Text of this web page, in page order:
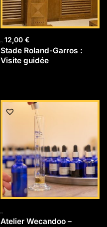
12,00 €
Stade Roland-Garros :
Visite guidée
Atelier Wecandoo –